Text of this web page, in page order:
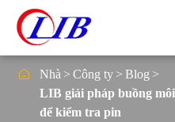
 Nhà Công ty
Blog
LIB giải pháp buồng
để kiểm tra pin